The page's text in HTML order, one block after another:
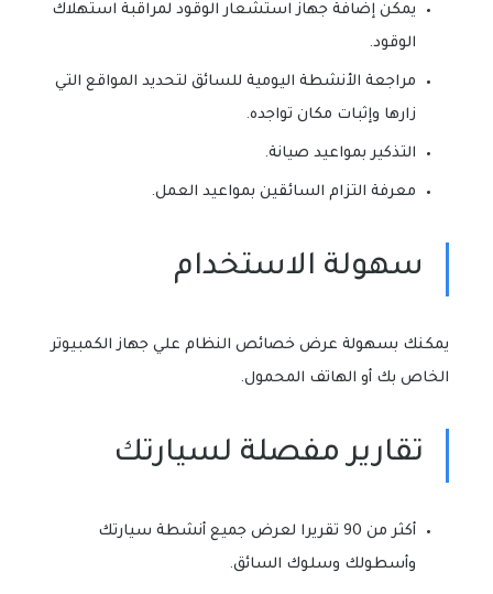
يمكن إضافة جهاز استشعار الوقود لمراقبة استهلاك
الوقود.
مراجعة الأنشطة اليومية للسائق لتحديد المواقع التي
زارها وإثبات مكان تواجده.
التذكير بمواعيد صيانة.
معرفة التزام السائقين بمواعيد العمل.
سهولة الاستخدام
يمكنك بسهولة عرض خصائص النظام علي جهاز الكمبيوتر
الخاص بك أو الهاتف المحمول.
تقارير مفصلة لسيارتك
أكثر من 90 تقريرا لعرض جميع أنشطة سيارتك
وأسطولك وسلوك السائق.